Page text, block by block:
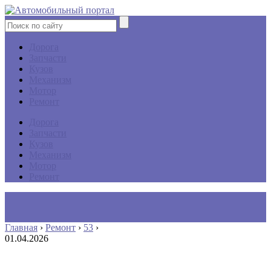
Главная › Ремонт › 53 ›
01.04.2026